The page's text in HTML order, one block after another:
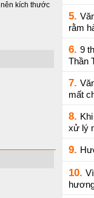
kích thước
5.
rằm
6. 9
Thần
7.
mất
8.
xử lý
9.
10.